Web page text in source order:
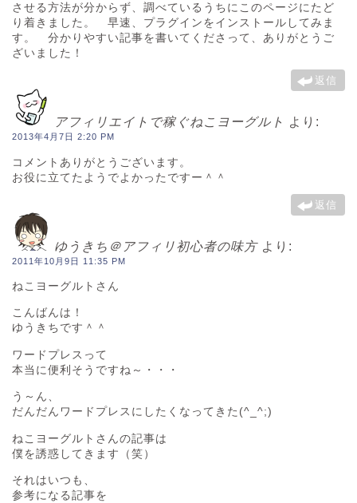
させる方法が分からず、調べているうちにこのページにたど
り着きました。 早速、プラグインをインストールしてみま
す。 分かりやすい記事を書いてくださって、ありがとうご
ざいました！
返信
アフィリエイトで稼ぐねこヨーグルト より:
2013年4月7日 2:20 PM
コメントありがとうございます。
お役に立てたようでよかったですー＾＾
返信
ゆうきち＠アフィリ初心者の味方 より:
2011年10月9日 11:35 PM
ねこヨーグルトさん
こんばんは！
ゆうきちです＾＾
ワードプレスって
本当に便利そうですね～・・・
う～ん、
だんだんワードプレスにしたくなってきた(^_^;)
ねこヨーグルトさんの記事は
僕を誘惑してきます（笑）
それはいつも、
参考になる記事を